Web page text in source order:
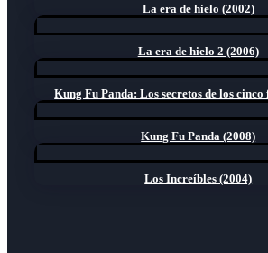
La era de hielo (2002)
La era de hielo 2 (2006)
Kung Fu Panda: Los secretos de los cinco
Kung Fu Panda (2008)
Los Increíbles (2004)